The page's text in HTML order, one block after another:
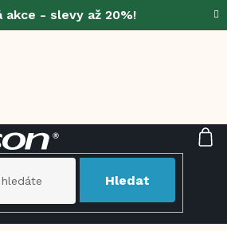
akce - slevy až 20%!
Hledat